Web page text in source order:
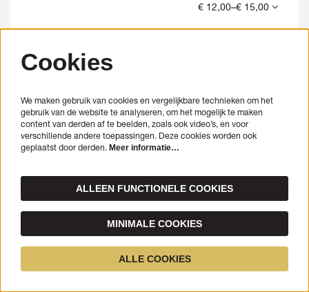
€ 12,00–€ 15,00
ZO 1 NOV18:00
Cookies
We maken gebruik van cookies en vergelijkbare technieken om het
gebruik van de website te analyseren, om het mogelijk te maken
content van derden af te beelden, zoals ook video’s, en voor
verschillende andere toepassingen. Deze cookies worden ook
geplaatst door derden. Meer informatie…
ALLEEN FUNCTIONELE COOKIES
MINIMALE COOKIES
ALLE COOKIES